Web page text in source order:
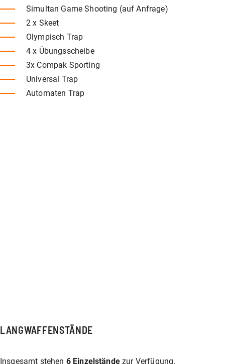
Simultan Game Shooting (auf Anfrage)
2 x Skeet
Olympisch Trap
4 x Übungsscheibe
3x Compak Sporting
Universal Trap
Automaten Trap
LANGWAFFENSTÄNDE
Insgesamt stehen 6 Einzelständezur Verfügung.